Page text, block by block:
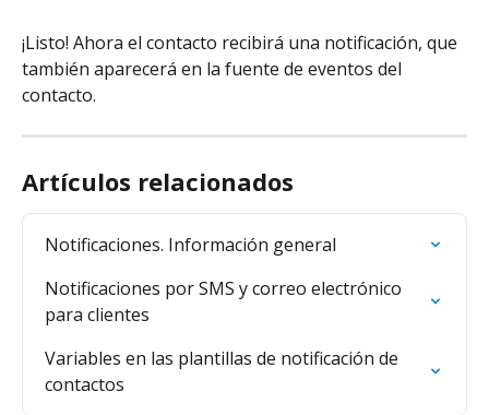
¡Listo! Ahora el contacto recibirá una notificación, que
también aparecerá en la fuente de eventos del
contacto.
Artículos relacionados
Notificaciones. Información general
Notificaciones por SMS y correo electrónico
para clientes
Variables en las plantillas de notificación de
contactos